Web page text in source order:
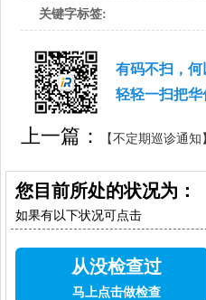
关键字标签:
有码不扫，何
轻轻一扫把
上一篇： 【不定期巡诊通
医院魏明辉医生不定期巡诊开启
【春季白斑防治】| 3月7日、8日
将到诊，助力白癜风科
您目前所处的状况为：
如果有以下状况可点击
从没检查过
马上点击做检查